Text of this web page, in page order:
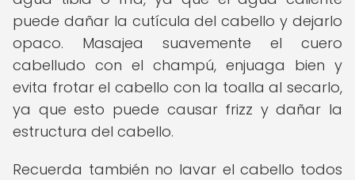
puede dañar la cutícula del cabello y dejarlo
opaco. Masajea suavemente el cuero
cabelludo con el champú, enjuaga bien y
evita frotar el cabello con la toalla al secarlo,
ya que esto puede causar frizz y dañar la
estructura del cabello.
Recuerda también no lavar el cabello todos